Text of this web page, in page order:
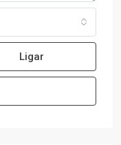
Ligar